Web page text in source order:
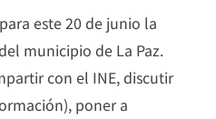
este 20 de junio la
municipio de La Paz.
con el INE, discutir
poner a